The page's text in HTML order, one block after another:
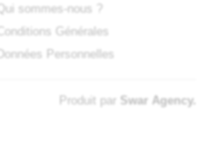
Qui sommes-nous ?
Conditions Générales
Données Personnelles
Produit par Swar Agency.